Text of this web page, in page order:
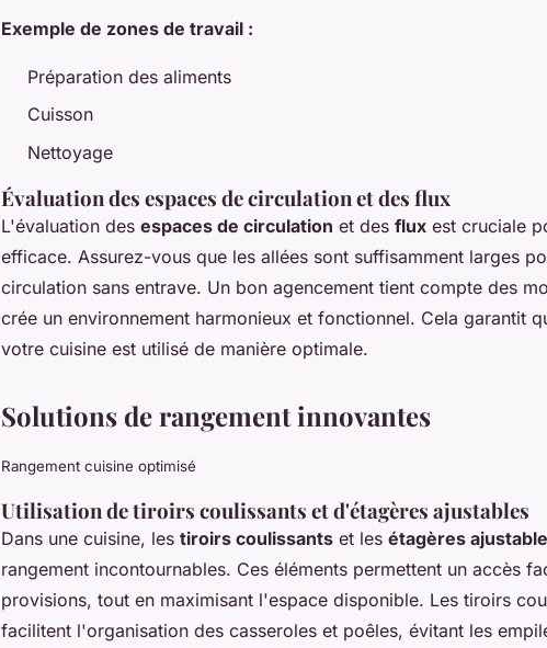
Exemple de zones de travail :
Préparation des aliments
Cuisson
Nettoyage
Évaluation des espaces de circulation et des flux
L'évaluation des espaces de circulation et des flux est cruciale
efficace. Assurez-vous que les allées sont suffisamment larges
circulation sans entrave. Un bon agencement tient compte des
crée un environnement harmonieux et fonctionnel. Cela garantit
votre cuisine est utilisé de manière optimale.
Solutions de rangement innovantes
Rangement cuisine optimisé
Utilisation de tiroirs coulissants et d'étagères ajustables
Dans une cuisine, les tiroirs coulissants et les étagères
rangement incontournables. Ces éléments permettent un accès
provisions, tout en maximisant l'espace disponible. Les tiroirs
facilitent l'organisation des casseroles et poêles, évitant les